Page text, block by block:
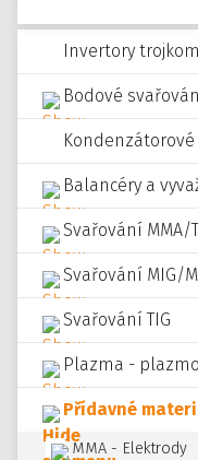
Invertory
Bodové
Balancéry a
Svařování MMA/
Svařování MIG/
Svařování TIG
Plazma -
Přídavné
MMA - Elektrody